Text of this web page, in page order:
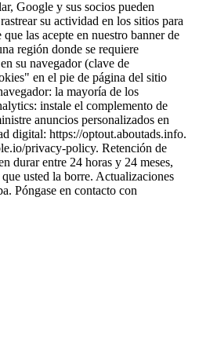
Google y sus socios pueden
su actividad en los sitios para
las acepte en nuestro banner de
región donde se requiere
su navegador (clave de
en el pie de página del sitio
la mayoría de los
instale el complemento de
anuncios personalizados en
digital: https://optout.aboutads.info.
privacy-policy. Retención de
durar entre 24 horas y 24 meses,
usted la borre. Actualizaciones
Póngase en contacto con